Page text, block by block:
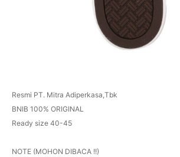
Resmi PT. Mitra Adiperkasa,Tbk
BNIB 100% ORIGINAL
Ready size 40-45
NOTE (MOHON DIBACA !!)